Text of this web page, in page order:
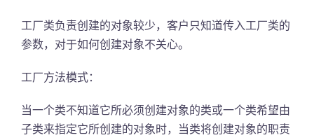
工厂类负责创建的对象较少，客户只知道传入工厂类的
参数，对于如何创建对象不关心。
工厂方法模式：
当一个类不知道它所必须创建对象的类或一个类希望由
子类来指定它所创建的对象时，当类将创建对象的职责